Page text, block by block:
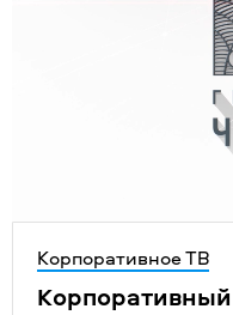
Корпоративное ТВ